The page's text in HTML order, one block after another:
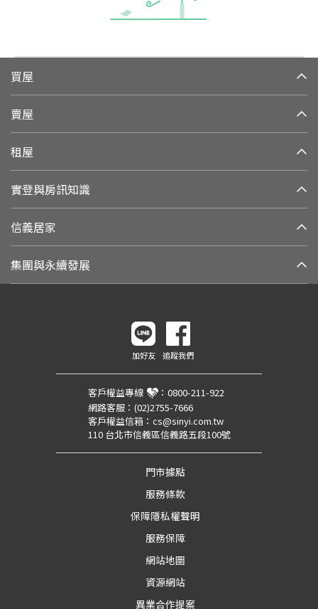
買屋
賣屋
租屋
實登與房訊知識
信義居家
集團與永續發展
加好友 追蹤我們
客戶權益專線 ： 0800-211-922
網路客服： (02)2755-7666
客戶權益信箱： cs@sinyi.com.tw
110 台北市信義區信義路五段100號
門市據點
服務條款
保障隱私權聲明
服務保障
網站地圖
資源網站
異業合作提案